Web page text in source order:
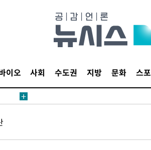
이오 사회 수도권 지방 문화 스